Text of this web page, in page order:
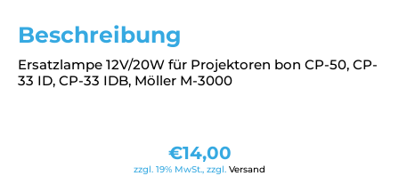
Beschreibung
Ersatzlampe 12V/20W für Projektoren bon CP-50, CP-
33 ID, CP-33 IDB, Möller M-3000
€14,00
zzgl. 19% MwSt., zzgl. Versand